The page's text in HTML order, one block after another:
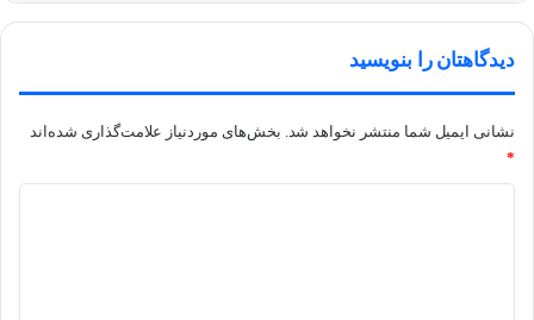
دیدگاهتان را بنویسید
نشانی ایمیل شما منتشر نخواهد شد. بخش‌های موردنیاز علامت‌گذاری شده‌اند
*